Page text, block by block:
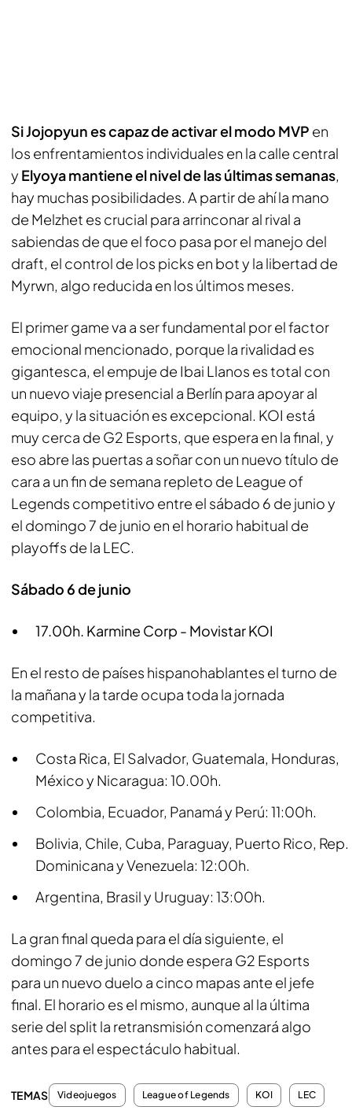
Si Jojopyun es capaz de activar el modo MVP en
los enfrentamientos individuales en la calle central
y Elyoya mantiene el nivel de las últimas semanas,
hay muchas posibilidades. A partir de ahí la mano
de Melzhet es crucial para arrinconar al rival a
sabiendas de que el foco pasa por el manejo del
draft, el control de los picks en bot y la libertad de
Myrwn, algo reducida en los últimos meses.
El primer game va a ser fundamental por el factor
emocional mencionado, porque la rivalidad es
gigantesca, el empuje de Ibai Llanos es total con
un nuevo viaje presencial a Berlín para apoyar al
equipo, y la situación es excepcional. KOI está
muy cerca de G2 Esports, que espera en la final, y
eso abre las puertas a soñar con un nuevo título de
cara a un fin de semana repleto de League of
Legends competitivo entre el sábado 6 de junio y
el domingo 7 de junio en el horario habitual de
playoffs de la LEC.
Sábado 6 de junio
17.00h. Karmine Corp - Movistar KOI
En el resto de países hispanohablantes el turno de
la mañana y la tarde ocupa toda la jornada
competitiva.
Costa Rica, El Salvador, Guatemala, Honduras,
México y Nicaragua: 10.00h.
Colombia, Ecuador, Panamá y Perú: 11:00h.
Bolivia, Chile, Cuba, Paraguay, Puerto Rico, Rep.
Dominicana y Venezuela: 12:00h.
Argentina, Brasil y Uruguay: 13:00h.
La gran final queda para el día siguiente, el
domingo 7 de junio donde espera G2 Esports
para un nuevo duelo a cinco mapas ante el jefe
final. El horario es el mismo, aunque al la última
serie del split la retransmisión comenzará algo
antes para el espectáculo habitual.
TEMAS Videojuegos League of Legends KOI LEC